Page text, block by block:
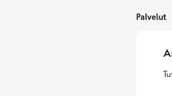
Palvelut